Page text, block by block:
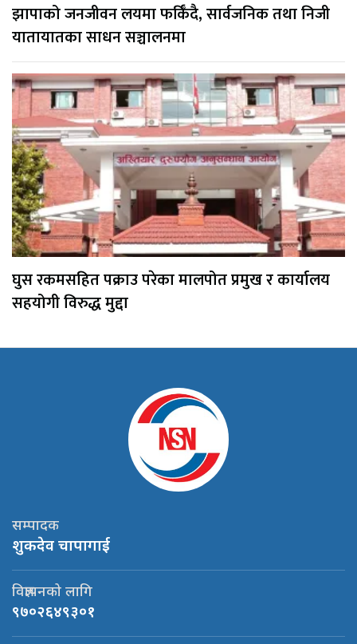
झापाको जनजीवन लयमा फर्किँदै, सार्वजनिक तथा निजी
यातायातका साधन सञ्चालनमा
घुस रकमसहित पक्राउ परेका मालपोत प्रमुख र कार्यालय
सहयोगी विरुद्ध मुद्दा
सम्पादक
शुकदेव चापागाई
विज्ञापनको लागि
९७०२६४९३०१